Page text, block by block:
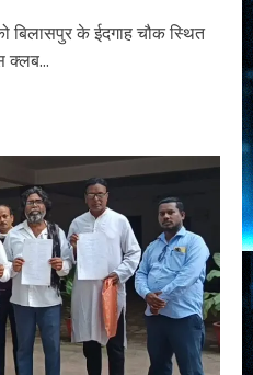
बिलासपुर के ईदगाह चौक स्थित
क्लब...